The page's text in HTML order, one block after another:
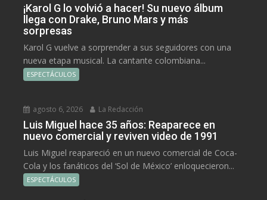
¡Karol G lo volvió a hacer! Su nuevo álbum
llega con Drake, Bruno Mars y más
sorpresas
Karol G vuelve a sorprender a sus seguidores con una
nueva etapa musical. La cantante colombiana...
ESPECTÁCULOS
agosto 6, 2026 La Redacción
Luis Miguel hace 35 años: Reaparece en
nuevo comercial y reviven video de 1991
Luis Miguel reapareció en un nuevo comercial de Coca-
Cola y los fanáticos del ‘Sol de México’ enloquecieron...
ESPECTÁCULOS